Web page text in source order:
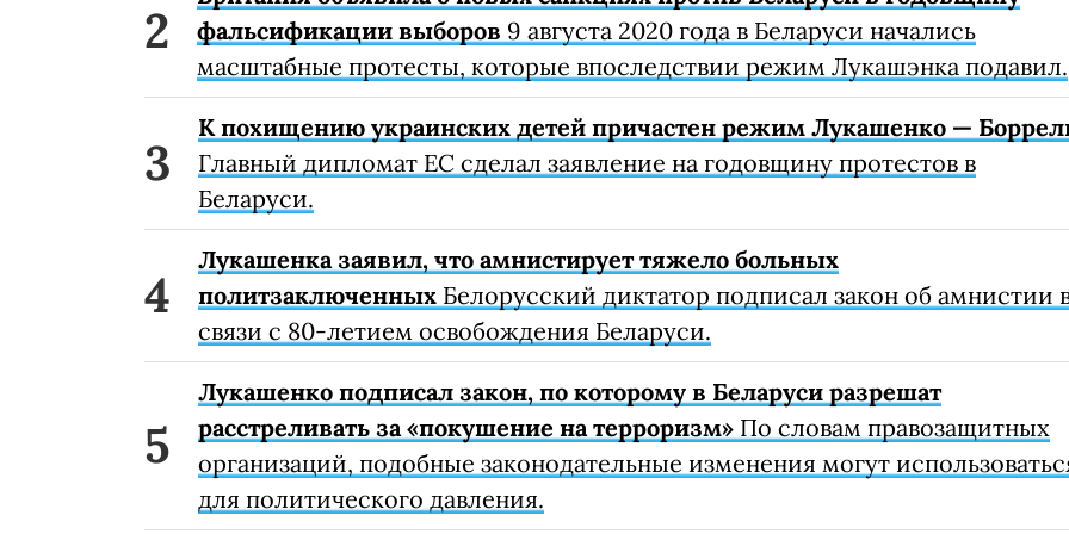
фальсификации выборов 9 августа 2020 года в Беларуси начались
масштабные протесты, которые впоследствии режим Лукашэнка подавил.
К похищению украинских детей причастен режим Лукашенко —
Главный дипломат ЕС сделал заявление на годовщину протестов в
Беларуси.
Лукашенка заявил, что амнистирует тяжело больных
политзаключенных Белорусский диктатор подписал закон об амнистии
связи с 80-летием освобождения Беларуси.
Лукашенко подписал закон, по которому в Беларуси разрешат
расстреливать за «покушение на терроризм» По словам правозащитных
организаций, подобные законодательные изменения могут
для политического давления.